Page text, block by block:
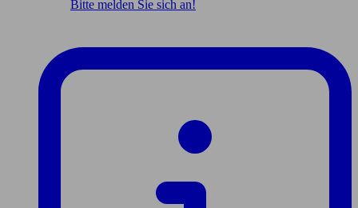
Bitte melden Sie sich an!